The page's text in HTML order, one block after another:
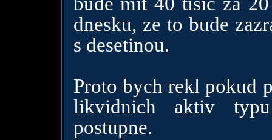
dnesku, ze to bude
s desetinou.
Proto bych rekl pokud
likvidnich aktiv
postupne.